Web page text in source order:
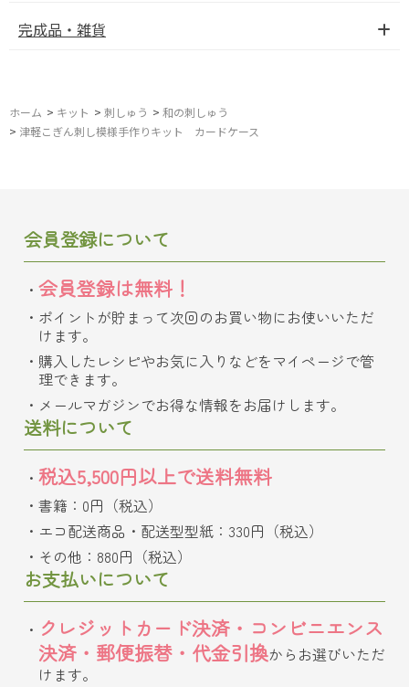
完成品・雑貨
ホーム > キット > 刺しゅう > 和の刺しゅう
> 津軽こぎん刺し模様手作りキット カードケース
会員登録について
会員登録は無料！
ポイントが貯まって次回のお買い物にお使いいただ
けます。
購入したレシピやお気に入りなどをマイページで管
理できます。
メールマガジンでお得な情報をお届けします。
送料について
税込5,500円以上で送料無料
書籍：0円（税込）
エコ配送商品・配送型型紙：330円（税込）
その他：880円（税込）
お支払いについて
クレジットカード決済・コンビニエンス
決済・郵便振替・代金引換からお選びいただ
けます。